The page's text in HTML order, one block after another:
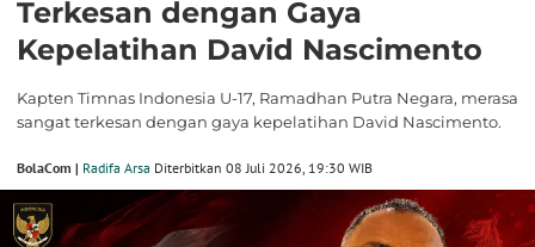
Terkesan dengan Gaya
Kepelatihan David Nascimento
Kapten Timnas Indonesia U-17, Ramadhan Putra Negara, merasa
sangat terkesan dengan gaya kepelatihan David Nascimento.
BolaCom | Radifa Arsa Diterbitkan 08 Juli 2026, 19:30 WIB